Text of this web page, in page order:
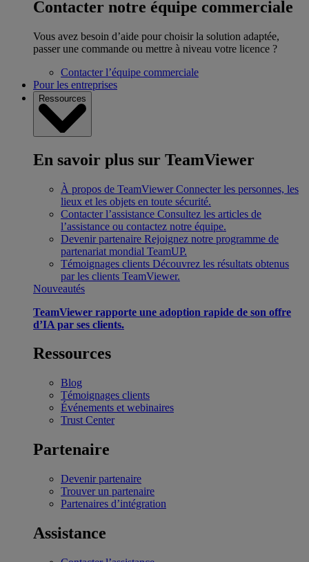
Contacter notre équipe commerciale
Vous avez besoin d’aide pour choisir la solution adaptée,
passer une commande ou mettre à niveau votre licence ?
Contacter l’équipe commerciale
Pour les entreprises
Ressources
En savoir plus sur TeamViewer
À propos de TeamViewer Connecter les personnes, les
lieux et les objets en toute sécurité.
Contacter l’assistance Consultez les articles de
l’assistance ou contactez notre équipe.
Devenir partenaire Rejoignez notre programme de
partenariat mondial TeamUP.
Témoignages clients Découvrez les résultats obtenus
par les clients TeamViewer.
Nouveautés
TeamViewer rapporte une adoption rapide de son offre
d’IA par ses clients.
Ressources
Blog
Témoignages clients
Événements et webinaires
Trust Center
Partenaire
Devenir partenaire
Trouver un partenaire
Partenaires d’intégration
Assistance